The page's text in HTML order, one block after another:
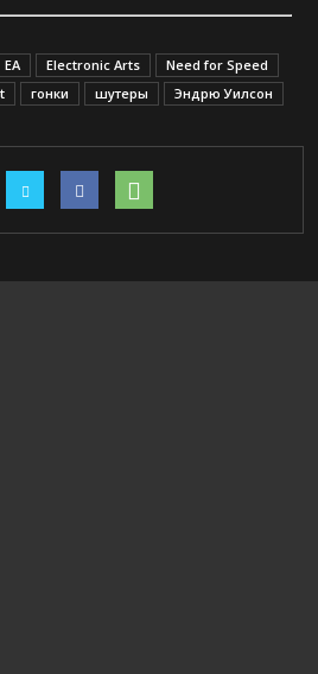
EA Electronic Arts
Need for Speed
гонки шутеры Эндрю Уилсон